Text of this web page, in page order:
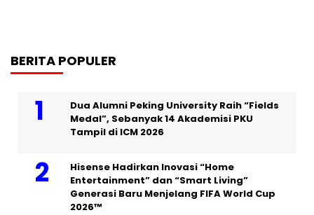
BERITA POPULER
Dua Alumni Peking University Raih “Fields
Medal”, Sebanyak 14 Akademisi PKU
Tampil di ICM 2026
Hisense Hadirkan Inovasi “Home
Entertainment” dan “Smart Living”
Generasi Baru Menjelang FIFA World Cup
2026™